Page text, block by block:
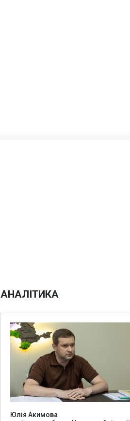
АНАЛІТИКА
Юлія Акимова